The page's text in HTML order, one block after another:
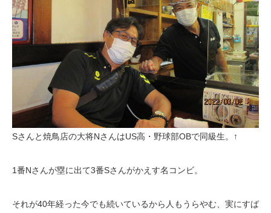
Sさんと焼鳥店の大将NさんはUS高・野球部OBで同級生。↑
1番Nさんが塁に出て3番Sさんがかえす名コンビ。
それが40年経った今でも続いているから人もうらやむ、実にすば